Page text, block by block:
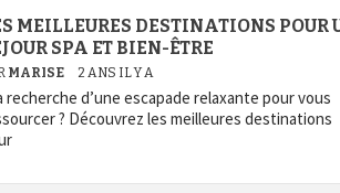
MEILLEURES DESTINATIONS POUR
SPA ET BIEN-ÊTRE
MARISE 2 ANS IL Y A
recherche d’une escapade relaxante pour vous
? Découvrez les meilleures destinations